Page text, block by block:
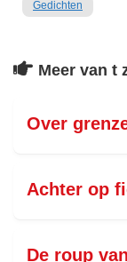
Gedichten
Meer van t
Over
Achter op
De roup